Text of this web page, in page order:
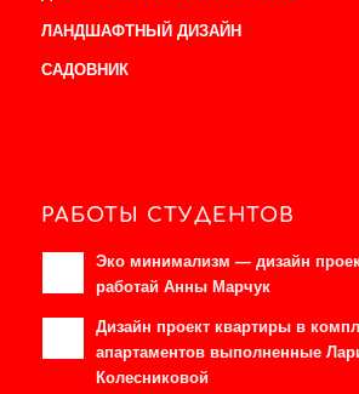
ЛАНДШАФТНЫЙ ДИЗАЙН
САДОВНИК
РАБОТЫ СТУДЕНТОВ
Эко минимализм — дизайн
работай Анны Марчук
Дизайн проект квартиры в
апартаментов выполненные
Колесниковой